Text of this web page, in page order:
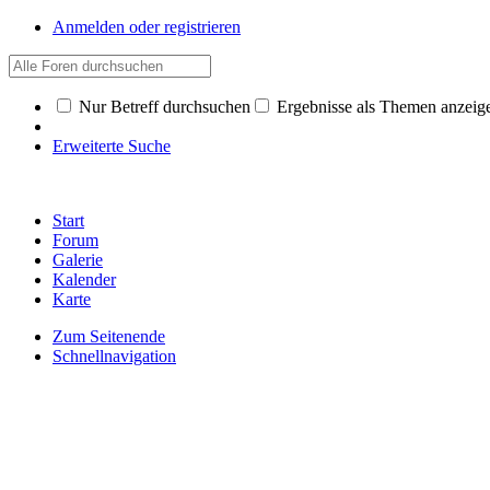
Anmelden oder registrieren
Nur Betreff durchsuchen Ergebnisse als Themen
Erweiterte Suche
Start
Forum
Galerie
Kalender
Karte
Zum Seitenende
Schnellnavigation